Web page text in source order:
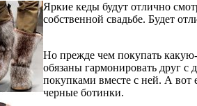
Яркие кеды будут отлично
собственной свадьбе. Будет
Но прежде чем покупать какую-
обязаны гармонировать друг с
покупками вместе с ней. А вот
черные ботинки.